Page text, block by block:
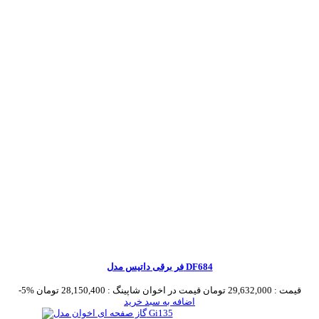
فر برقی داتیس مدل DF684
-5% قیمت : 29,632,000 تومان قیمت در اخوان شاپینگ : 28,150,400 تومان
اضافه به سبد خرید